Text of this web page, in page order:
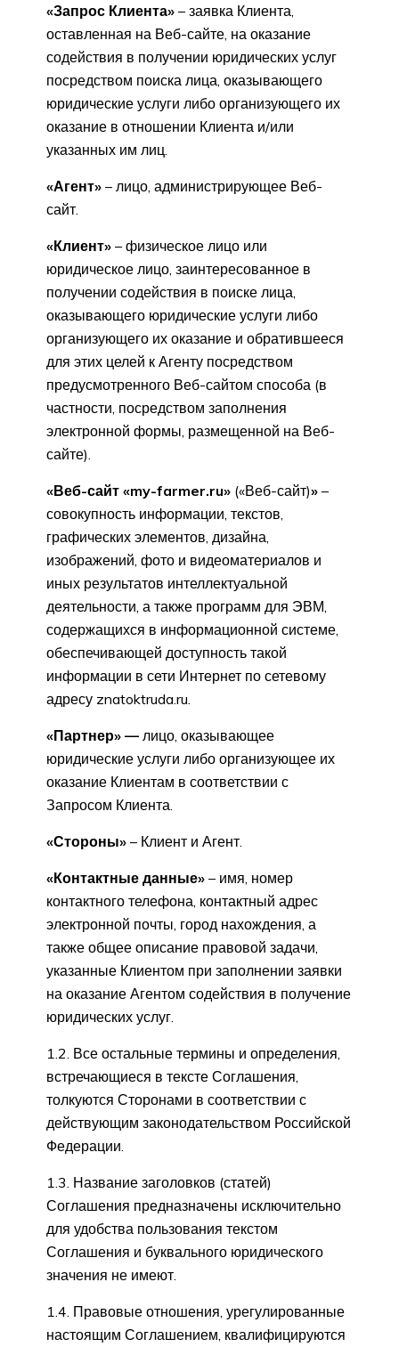
«Запрос Клиента» – заявка Клиента,
оставленная на Веб-сайте, на оказание
содействия в получении юридических услуг
посредством поиска лица, оказывающего
юридические услуги либо организующего их
оказание в отношении Клиента и/или
указанных им лиц.
«Агент» – лицо, администрирующее Веб-
сайт.
«Клиент» – физическое лицо или
юридическое лицо, заинтересованное в
получении содействия в поиске лица,
оказывающего юридические услуги либо
организующего их оказание и обратившееся
для этих целей к Агенту посредством
предусмотренного Веб-сайтом способа (в
частности, посредством заполнения
электронной формы, размещенной на Веб-
сайте).
«Веб-сайт «my-farmer.ru» («Веб-сайт)» –
совокупность информации, текстов,
графических элементов, дизайна,
изображений, фото и видеоматериалов и
иных результатов интеллектуальной
деятельности, а также программ для ЭВМ,
содержащихся в информационной системе,
обеспечивающей доступность такой
информации в сети Интернет по сетевому
адресу znatoktruda.ru.
«Партнер» — лицо, оказывающее
юридические услуги либо организующее их
оказание Клиентам в соответствии с
Запросом Клиента.
«Стороны» – Клиент и Агент.
«Контактные данные» – имя, номер
контактного телефона, контактный адрес
электронной почты, город нахождения, а
также общее описание правовой задачи,
указанные Клиентом при заполнении заявки
на оказание Агентом содействия в получение
юридических услуг.
1.2. Все остальные термины и определения,
встречающиеся в тексте Соглашения,
толкуются Сторонами в соответствии с
действующим законодательством Российской
Федерации.
1.3. Название заголовков (статей)
Соглашения предназначены исключительно
для удобства пользования текстом
Соглашения и буквального юридического
значения не имеют.
1.4. Правовые отношения, урегулированные
настоящим Соглашением, квалифицируются